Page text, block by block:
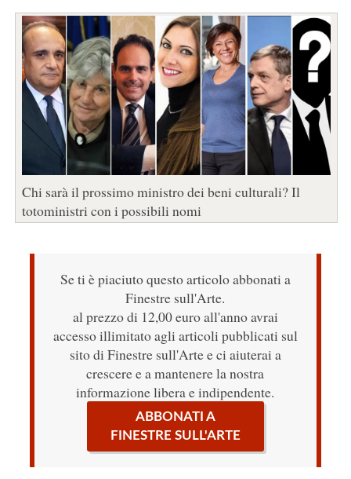
Chi sarà il prossimo ministro dei beni culturali? Il
totoministri con i possibili nomi
Se ti è piaciuto questo articolo abbonati a
Finestre sull'Arte.
al prezzo di 12,00 euro all'anno avrai
accesso illimitato agli articoli pubblicati sul
sito di Finestre sull'Arte e ci aiuterai a
crescere e a mantenere la nostra
informazione libera e indipendente.
ABBONATI A
FINESTRE SULL'ARTE